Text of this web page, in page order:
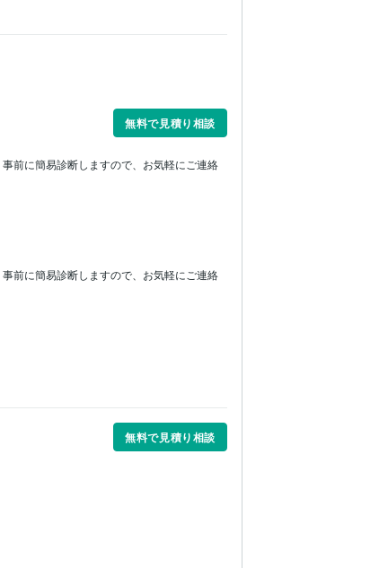
無料で見積り相談
前に簡易診断しますので、お気軽にご連絡
前に簡易診断しますので、お気軽にご連絡
無料で見積り相談